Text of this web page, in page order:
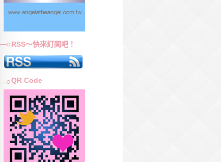
RSS～快來訂閱吧！
QR Code